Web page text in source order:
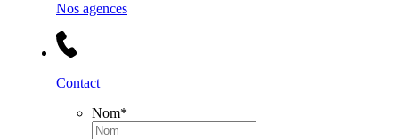
Nos agences
Contact
Nom*